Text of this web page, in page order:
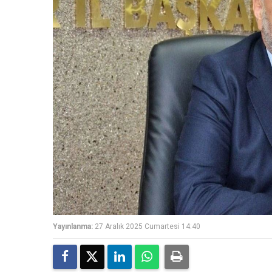
Yayınlanma: 27 Aralık 2025 Cumartesi 14:40